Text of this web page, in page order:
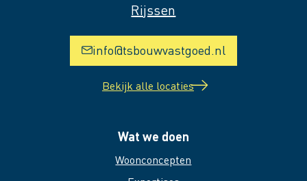
Rijssen
info@tsbouwvastgoed.nl
Bekijk alle locaties
Wat we doen
Woonconcepten